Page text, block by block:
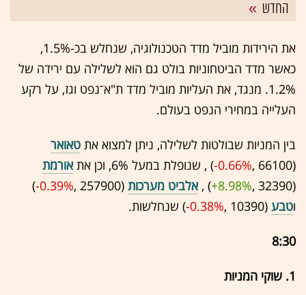
החדש
את הירידות מוביל מדד הטכנולוגיה, שנחלש בכ-1.5%,
כאשר מדד הביטחוניות בולט גם הוא לשלילה עם ירידה של
1.2%. מנגד, את העליות מוביל מדד ת"א־נפט וגז, על רקע
העלייה במחירי הנפט בעולם.
בין המניות שבולטות לשלילה, ניתן למצוא את טאואר
(66100 ,‎
-0.66%‏) , שנופלת במעל 6%, וכן את
אורמת
(32390 ,‎
+8.98%
‏) ,אלביט מערכות (257900 ,‎
-0.39%
‏)
וטבע (10390 ,‎
-0.38%‏) שנחלשות.
8:30
1. שוקי המניות